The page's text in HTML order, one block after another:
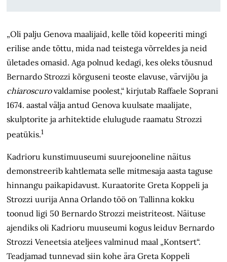
„Oli palju Genova maalijaid, kelle töid kopeeriti mingi
erilise ande tõttu, mida nad teistega võrreldes ja neid
ületades omasid. Aga polnud kedagi, kes oleks tõusnud
Bernardo Strozzi kõrguseni teoste elavuse, värvijõu ja
chiaroscurovaldamise poolest,“ kirjutab Raffaele Soprani
1674. aastal välja antud Genova kuulsate maalijate,
skulptorite ja arhitektide elulugude raamatu Strozzi
peatükis.1
Kadrioru kunstimuuseumi suurejooneline näitus
demonstreerib kahtlemata selle mitmesaja aasta taguse
hinnangu paikapidavust. Kuraatorite Greta Koppeli ja
Strozzi uurija Anna Orlando töö on Tallinna kokku
toonud ligi 50 Bernardo Strozzi meistriteost. Näituse
ajendiks oli Kadrioru muuseumi kogus leiduv Bernardo
Strozzi Veneetsia ateljees valminud maal „Kontsert“.
Teadjamad tunnevad siin kohe ära Greta Koppeli